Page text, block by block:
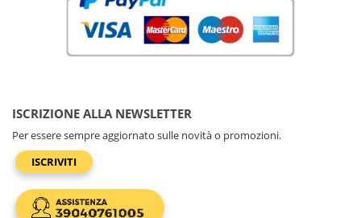
ISCRIZIONE ALLA NEWSLETTER
Per essere sempre aggiornato sulle novità o promozioni.
ISCRIVITI